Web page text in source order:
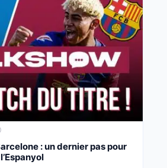
: un dernier pas pour